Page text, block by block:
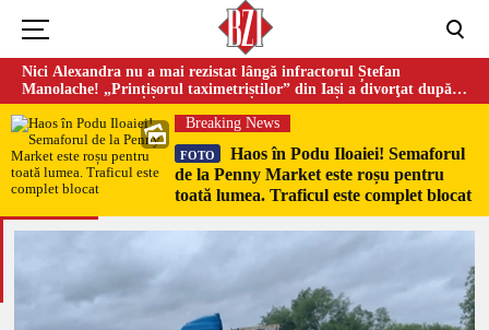
Nici Alexandra nu a mai rezistat lângă infractorul Ștefan
Manolache! „Prințișorul taximetriștilor” din Iași a divorţat după
doi ani de căsnicie
Breaking News
FOTO
Haos în Podu Iloaiei! Semaforul
de la Penny Market este roșu pentru
toată lumea. Traficul este complet blocat